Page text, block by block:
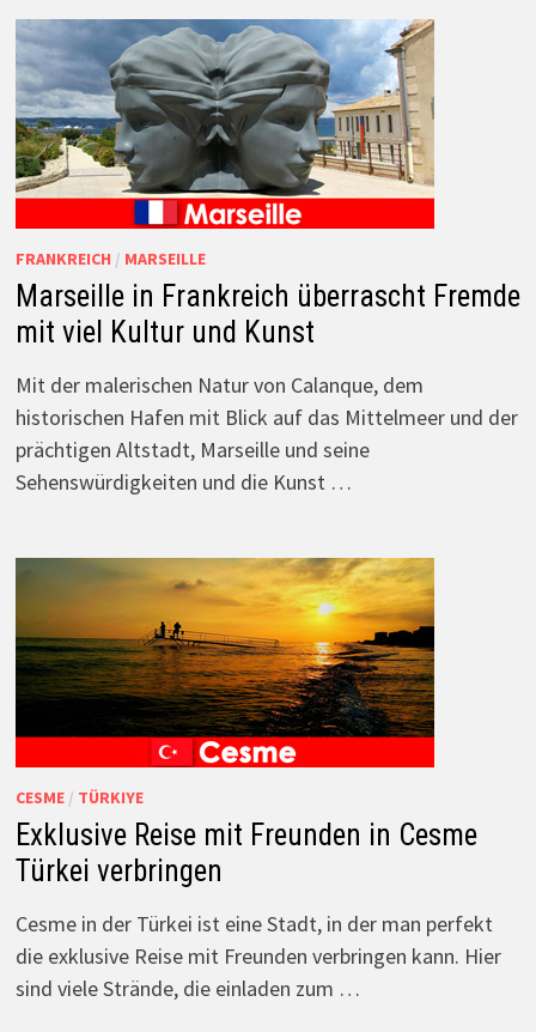
FRANKREICH / MARSEILLE
Marseille in Frankreich überrascht Fremde
mit viel Kultur und Kunst
Mit der malerischen Natur von Calanque, dem
historischen Hafen mit Blick auf das Mittelmeer und der
prächtigen Altstadt, Marseille und seine
Sehenswürdigkeiten und die Kunst …
CESME/ TÜRKIYE
Exklusive Reise mit Freunden in Cesme
Türkei verbringen
Cesme in der Türkei ist eine Stadt, in der man perfekt
die exklusive Reise mit Freunden verbringen kann. Hier
sind viele Strände, die einladen zum …